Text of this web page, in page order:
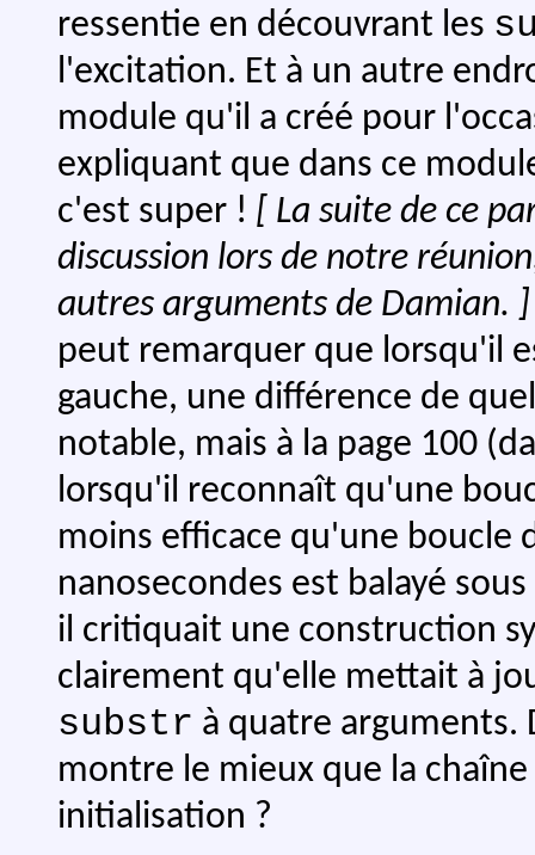
ressentie en découvrant les
l'excitation. Et à un autre
module qu'il a créé pour
expliquant que dans ce
c'est super ! [ La suite de ce
discussion lors de notre
autres arguments de Damian. ]
peut remarquer que lorsqu'il
gauche, une différence de
notable, mais à la page 100
lorsqu'il reconnaît qu'une
moins efficace qu'une boucle
nanosecondes est balayé
il critiquait une construction
clairement qu'elle mettait à
substr à quatre arguments.
montre le mieux que la chaîne
initialisation ?